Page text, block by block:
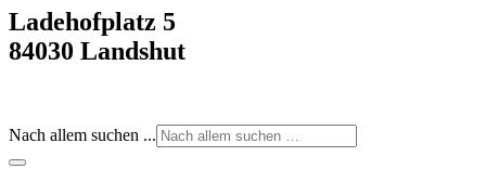
Ladehofplatz 5
84030 Landshut
Nach allem suchen ...